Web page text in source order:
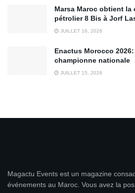
Marsa Maroc obtient
pétrolier 8 Bis à Jorf
JUILLET 16, 2026
Enactus Morocco 2026:
championne nationale
JUILLET 15, 2026
Magactu Events est un magazine
événements au Maroc. Vous avez la